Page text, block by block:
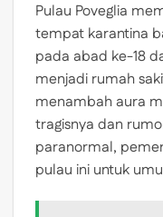
Pulau Poveglia
tempat karantina
pada abad ke-18
menjadi rumah
menambah aura
tragisnya dan
paranormal,
pulau ini untuk